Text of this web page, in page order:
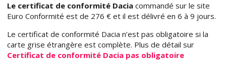
Le certificat de conformité Dacia commandé sur le site
Euro Conformité est de 276 € et il est délivré en 6 à 9 jours.
Le certificat de conformité Dacia n’est pas obligatoire si la
carte grise étrangère est complète. Plus de détail sur
Certificat de conformité Dacia pas obligatoire